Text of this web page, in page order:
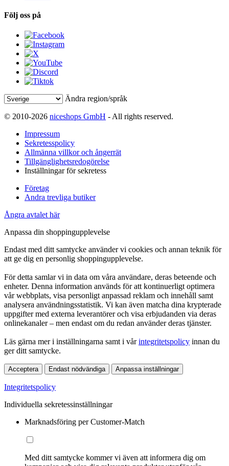
Följ oss på
Ändra region/språk
© 2010-2026 niceshops GmbH - All rights reserved.
Impressum
Sekretesspolicy
Allmänna villkor och ångerrät
Tillgänglighetsredogörelse
Inställningar för sekretess
Företag
Andra trevliga butiker
Ångra avtalet här
Anpassa din shoppingupplevelse
Endast med ditt samtycke använder vi cookies och annan teknik för
att ge dig en personlig shoppingupplevelse.
För detta samlar vi in data om våra användare, deras beteende och
enheter. Denna information används för att kontinuerligt optimera
vår webbplats, visa personligt anpassad reklam och innehåll samt
analysera användningsstatistik. Vi kan även matcha dina krypterade
uppgifter med externa leverantörer och visa erbjudanden via deras
onlinekanaler – men endast om du redan använder deras tjänster.
Läs gärna mer i inställningarna samt i vårintegritetspolicy innan du
ger ditt samtycke.
Acceptera Endast nödvändiga Anpassa inställningar
Integritetspolicy
Individuella sekretessinställningar
Marknadsföring per Customer-Match
Med ditt samtycke kommer vi även att informera dig om